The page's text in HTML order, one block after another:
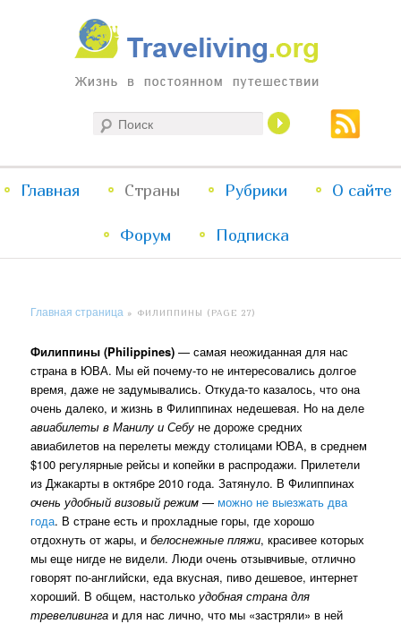
Traveliving
Жизнь в постоянном путешествии
меню
Перейти
к
Перейти
к
Главная Страны Рубрики О сайте
Форум Подписка
Главная страница » ФИЛИППИНЫ (PAGE 27)
Филиппины (Philippines) — самая неожиданная для нас
страна в ЮВА. Мы ей почему-то не интересовались долгое
время, даже не задумывались. Откуда-то казалось, что она
очень далеко, и жизнь в Филиппинах недешевая. Но на деле
авиабилеты в Манилу и Себу не дороже средних
авиабилетов на перелеты между столицами ЮВА, в среднем
$100 регулярные рейсы и копейки в распродажи. Прилетели
из Джакарты в октябре 2010 года. Затянуло. В Филиппинах
очень удобный визовый режим — можно не выезжать два
года. В стране есть и прохладные горы, где хорошо
отдохнуть от жары, ибелоснежные пляжи, красивее которых
мы еще нигде не видели. Люди очень отзывчивые, отлично
говорят по-английски, еда вкусная, пиво дешевое, интернет
хороший. В общем, настолькоудобная страна для
тревеливинга и для нас лично, что мы «застряли» в ней